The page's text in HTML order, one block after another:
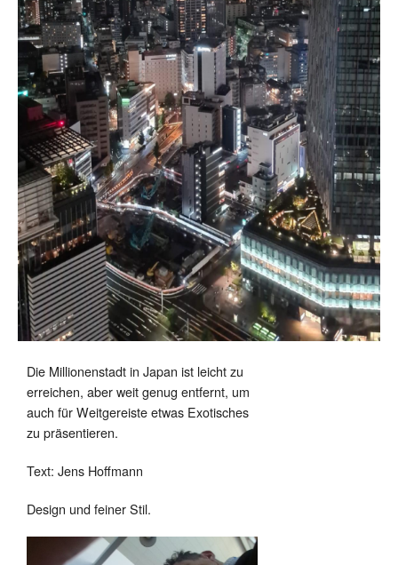
Die Millionenstadt in Japan ist leicht zu
erreichen, aber weit genug entfernt, um
auch für Weitgereiste etwas Exotisches
zu präsentieren.
Text: Jens Hoffmann
Design und feiner Stil.